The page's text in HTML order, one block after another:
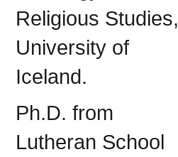
Religious Studies,
University of
Iceland.
Ph.D. from
Lutheran School